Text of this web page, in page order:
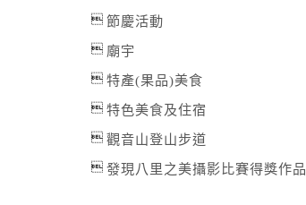
節慶活動
廟宇
特產(果品)美食
特色美食及住宿
觀音山登山步道
發現八里之美攝影比賽得獎作品